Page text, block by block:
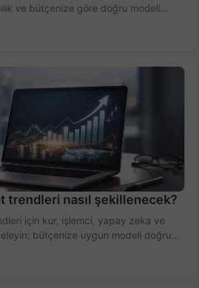
ve bütçenize göre doğru modeli
trendleri nasıl şekillenecek?
için kur, işlemci, yapay zeka ve
bütçenize uygun modeli doğru